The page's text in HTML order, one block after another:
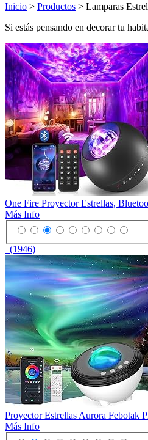
Inicio > Productos > Lamparas
Si estás pensando en decorar tu
One Fire Proyector Estrellas,
Más Info
(1946)
Proyector Estrellas Aurora Febotak
Más Info